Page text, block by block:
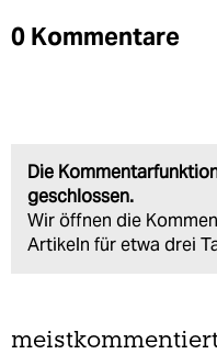
0 Kommentare
Die
geschlossen.
Wir öffnen die
Artikeln für etwa drei